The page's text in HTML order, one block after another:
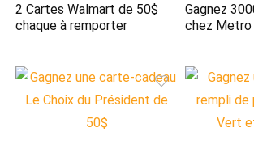
2 Cartes Walmart de 50$
chaque à remporter
Gagnez
chez Metro